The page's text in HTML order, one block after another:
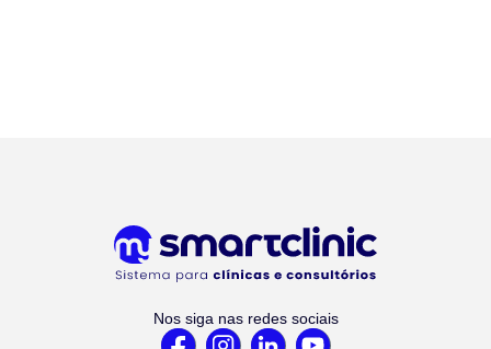
Nos siga nas redes sociais